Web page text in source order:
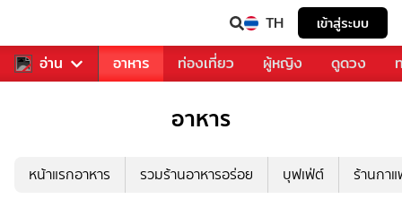
TH เข้าสู่ระบบ
อ่าน
รวงการเพลง อาหาร ท่องเที่ยว ผู้หญิง ดูดวง
อาหาร
หน้าแรกอาหาร รวมร้านอาหารอร่อย บุฟเฟ่ต์ ร้านกา